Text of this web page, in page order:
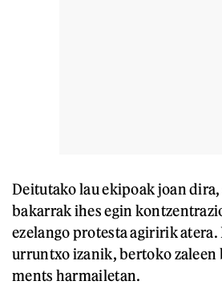
Deitutako lau ekipoak joan
bakarrak ihes egin
ezelango protesta agiririk atera.
urruntxo izanik, bertoko zaleen
ments harmailetan.